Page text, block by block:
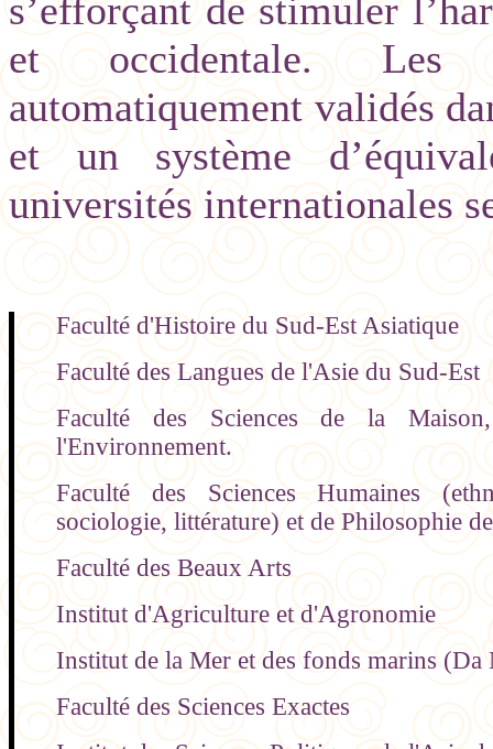
s’efforçant de stimuler
et occidentale. Les
automatiquement validés
et un système
universités internationales
Faculté d'Histoire du Sud-Est Asiatique
Faculté des Langues de l'Asie du Sud-Est
Faculté des Sciences de la
l'Environnement.
Faculté des Sciences Humaines
sociologie, littérature) et de Philosophie
Faculté des Beaux Arts
Institut d'Agriculture et d'Agronomie
Institut de la Mer et des fonds marins (Da
Faculté des Sciences Exactes